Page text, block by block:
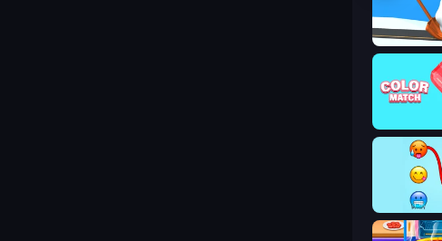
Shovel 3D
Emoji Puzzle!